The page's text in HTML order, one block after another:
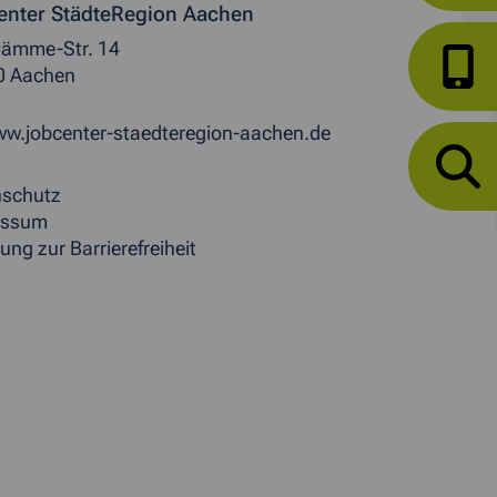
StädteRegion Aachen
Str. 14
Aachen
staedteregion-aachen.de
zur Barrierefreiheit